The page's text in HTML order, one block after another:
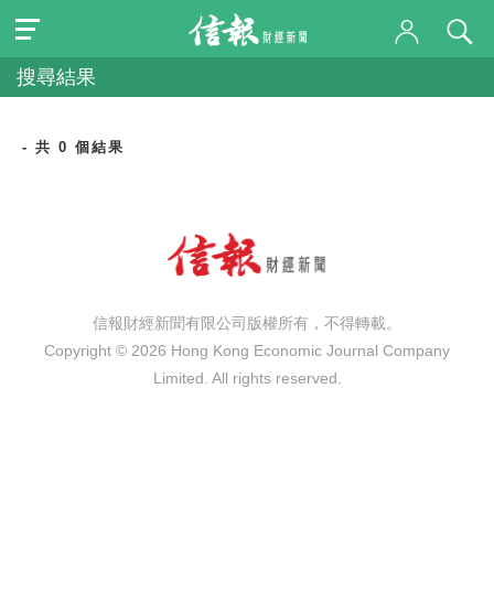
搜尋結果
- 共 0 個結果
信報財經新聞有限公司版權所有，不得轉載。
Copyright © 2026 Hong Kong Economic Journal Company
Limited. All rights reserved.